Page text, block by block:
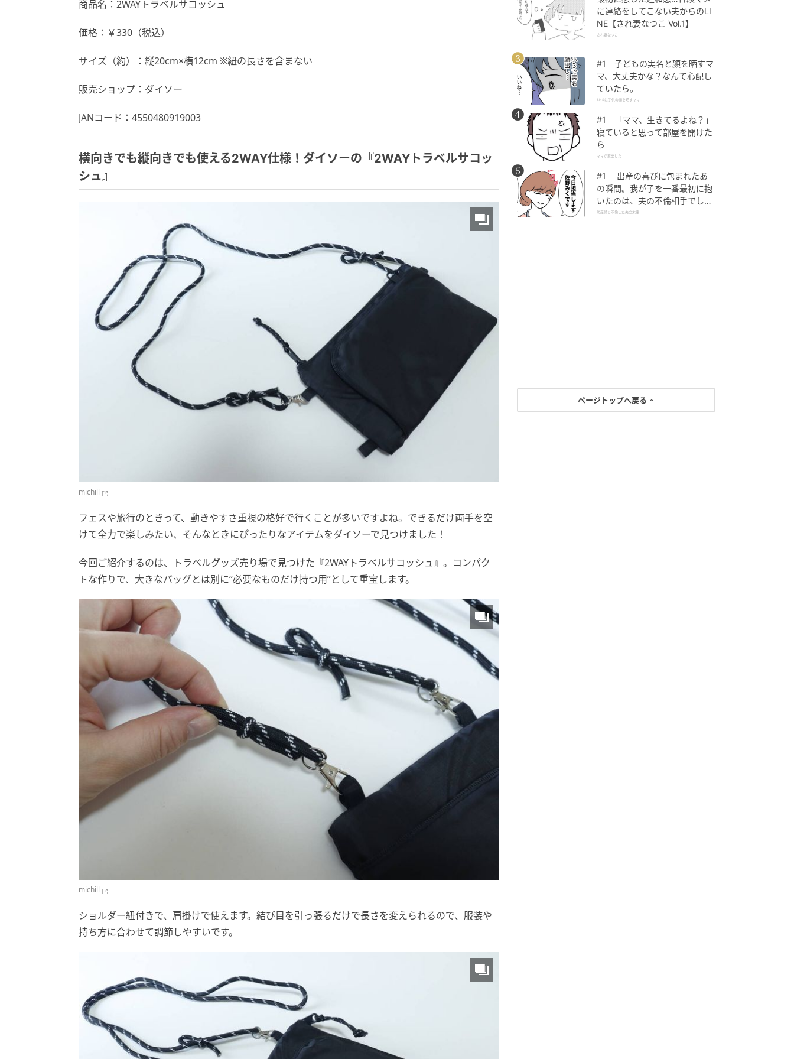
商品名：2WAYトラベルサコッシュ
価格：￥330（税込）
サイズ（約）：縦20cm×横12cm ※紐の長さを含まない
販売ショップ：ダイソー
JANコード：4550480919003
横向きでも縦向きでも使える2WAY仕様！ダイソーの『2WAYトラベルサコッ
シュ』
michill
フェスや旅行のときって、動きやすさ重視の格好で行くことが多いですよね。できるだけ両手を空
けて全力で楽しみたい、そんなときにぴったりなアイテムをダイソーで見つけました！
今回ご紹介するのは、トラベルグッズ売り場で見つけた『2WAYトラベルサコッシュ』。コンパク
トな作りで、大きなバッグとは別に“必要なものだけ持つ用”として重宝します。
michill
ショルダー紐付きで、肩掛けで使えます。結び目を引っ張るだけで長さを変えられるので、服装や
持ち方に合わせて調節しやすいです。
に連絡をしてこない夫からのLI
NE【され妻なつこ Vol.1】
され妻なつこ
#1 子どもの実名と顔を晒すマ
マ、大丈夫かな？なんて心配し
ていたら。
SNSに子供の顔を晒すママ
#1 「ママ、生きてるよね？」
寝ていると思って部屋を開けた
ら
ママが家出した
#1 出産の喜びに包まれたあ
の瞬間。我が子を一番最初に抱
いたのは、夫の不倫相手でし
た。
助産師と不倫した夫の末路
ページトップへ戻る